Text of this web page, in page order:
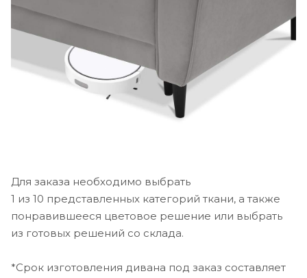
Для заказа необходимо выбрать
1 из 10 представленных категорий ткани, а также
понравившееся цветовое решение или выбрать
из готовых решений со склада.
*Срок изготовления дивана под заказ составляет